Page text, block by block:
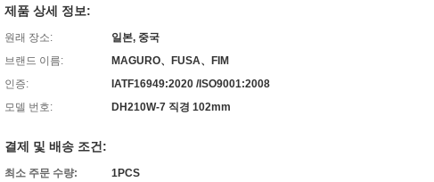
제품 상세 정보:
원래 장소:
일본, 중국
브랜드 이름:
MAGURO、FUSA、FIM
인증:
IATF16949:2020 /ISO9001:2008
모델 번호:
DH210W-7 직경 102mm
결제 및 배송 조건:
최소 주문 수량:
1PCS